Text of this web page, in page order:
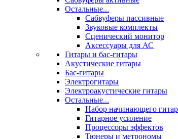
Остальные...
Сабвуферы пассивные
Звуковые комплекты
Сценический монитор
Аксессуары для АС
Гитары и бас-гитары
Акустические гитары
Бас-гитары
Электрогитары
Электроакустические гитары
Остальные...
Набор начинающего
Гитарное усиление
Процессоры эффектов
Тюнеры и метрономы